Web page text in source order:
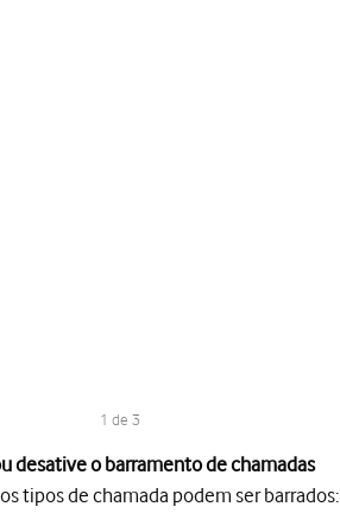
1 de 3
desative o barramento de chamadas
tipos de chamada podem ser barrados: